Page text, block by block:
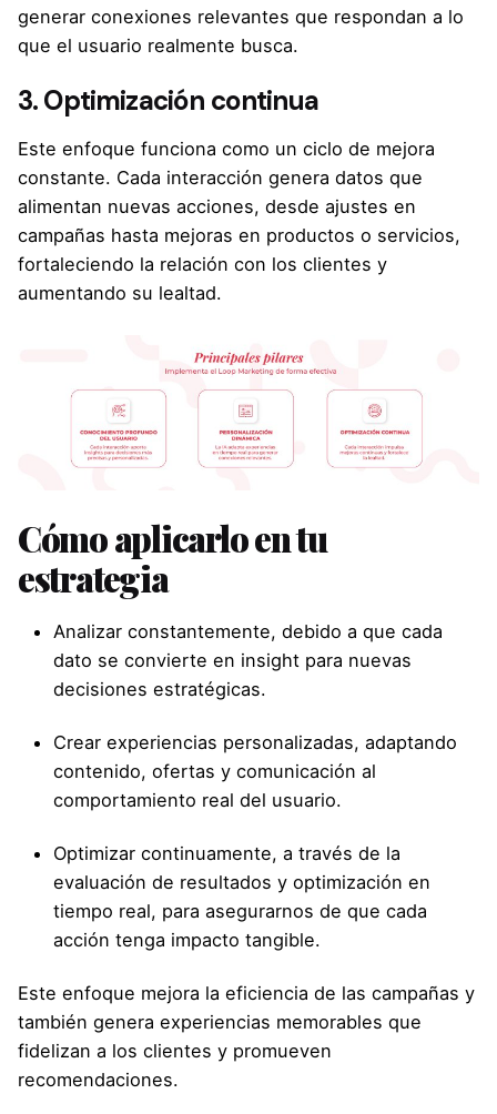
generar conexiones relevantes que respondan a lo
que el usuario realmente busca.
3. Optimización continua
Este enfoque funciona como un ciclo de mejora
constante. Cada interacción genera datos que
alimentan nuevas acciones, desde ajustes en
campañas hasta mejoras en productos o servicios,
fortaleciendo la relación con los clientes y
aumentando su lealtad.
Cómo aplicarlo en tu
estrategia
Analizar constantemente, debido a que cada
dato se convierte en insight para nuevas
decisiones estratégicas.
Crear experiencias personalizadas, adaptando
contenido, ofertas y comunicación al
comportamiento real del usuario.
Optimizar continuamente, a través de la
evaluación de resultados y optimización en
tiempo real, para asegurarnos de que cada
acción tenga impacto tangible.
Este enfoque mejora la eficiencia de las campañas y
también genera experiencias memorables que
fidelizan a los clientes y promueven
recomendaciones.